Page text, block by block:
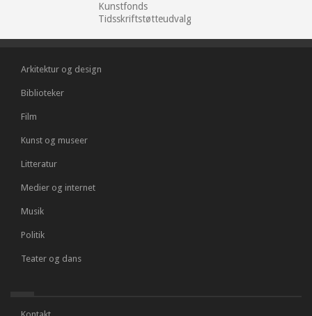
Kunstfonds
Tidsskriftstøtteudvalg
Arkitektur og design
Biblioteker
Film
Kunst og museer
Litteratur
Medier og internet
Musik
Politik
Teater og dans